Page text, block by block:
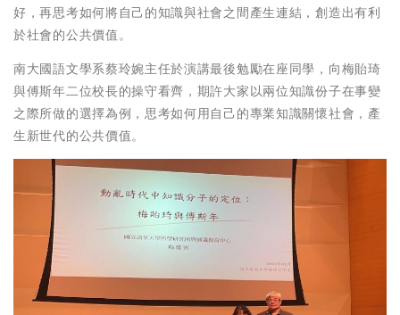
好，再思考如何將自己的知識與社會之間產生連結，創造出有利
於社會的公共價值。
南大國語文學系蔡玲婉主任於演講最後勉勵在座同學，向梅貽琦
與傅斯年二位校長的操守看齊，期許大家以兩位知識份子在事變
之際所做的選擇為例，思考如何用自己的專業知識關懷社會，產
生新世代的公共價值。